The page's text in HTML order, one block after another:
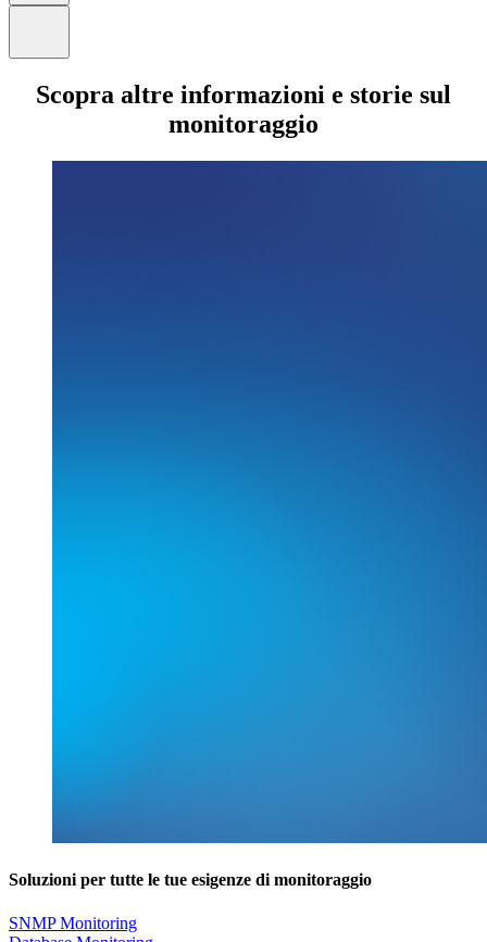
Scopra altre informazioni e storie sul
monitoraggio
Soluzioni per tutte le tue esigenze di monitoraggio
SNMP Monitoring